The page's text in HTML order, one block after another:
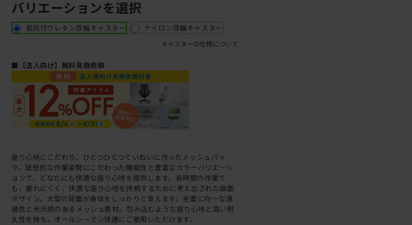
バリエーションを選択
抵抗付ウレタン双輪キャスター ナイロン双輪キャスター
キャスターの仕様について
■【法人向け】無料見積依頼
座り心地にこだわり、ひとつひとつていねいに作ったメッシュバッ
ク。理想的な作業姿勢にこだわった機能性と豊富なカラーバリエーシ
ョンで、どなたにも快適な座り心地を提供します。長時間の作業で
も、疲れにくく、快適な座り心地を持続するために考え出された曲面
デザイン。大型の背面が身体をしっかりと支えます。全面に均一な透
過性と光沢感のあるメッシュ素材。包み込むような座り心地と高い耐
久性を持ち、オールシーズン快適にご使用いただけます。